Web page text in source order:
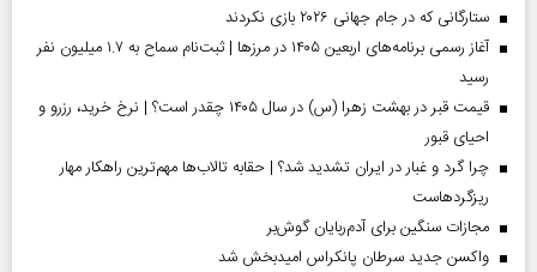
ستارگانی که در جام جهانی ۲۰۲۶ بازی نکردند
آغاز رسمی برنامه‌های اربعین ۱۴۰۵ در مرز‌ها | ثبت‌نام سماح به ۱.۷ میلیون نفر
رسید
قیمت قبر در بهشت زهرا (س) در سال ۱۴۰۵ چقدر است؟ | نرخ خرید، رزرو و
احیای قبور
چرا گرد و غبار در ایران تشدید شد؟ | حقابه تالاب‌ها مهم‌ترین راهکار مهار
ریزگردهاست
مجازات سنگین برای آدم‌ربایان گوش‌بر
واکسن جدید سرطان پانکراس امیدبخش شد